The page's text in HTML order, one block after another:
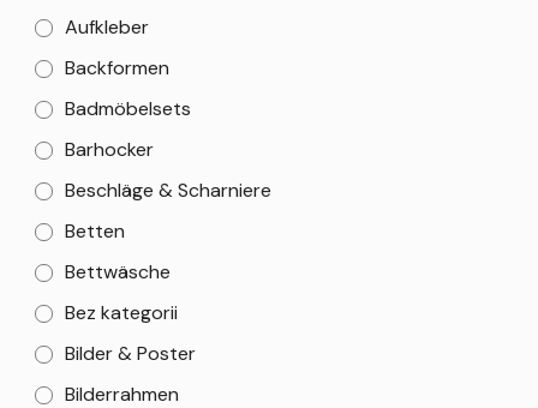
Aufkleber
Backformen
Badmöbelsets
Barhocker
Beschläge & Scharniere
Betten
Bettwäsche
Bez kategorii
Bilder & Poster
Bilderrahmen